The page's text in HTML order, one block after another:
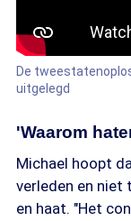
De
uitgelegd
'Waarom
Michael hoopt
verleden en niet
en haat. "Het